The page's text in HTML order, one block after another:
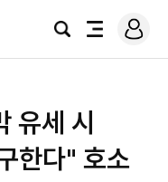
검
전
로
그
유세 시
한다" 호소